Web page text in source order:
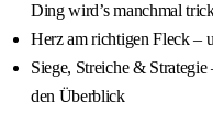
Ding wird’s manchmal
Herz am richtigen Fleck –
Siege, Streiche & Strategie
den Überblick